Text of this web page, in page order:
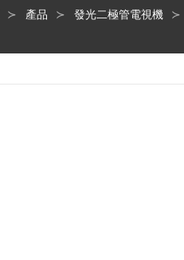
產品 發光二極管電視機